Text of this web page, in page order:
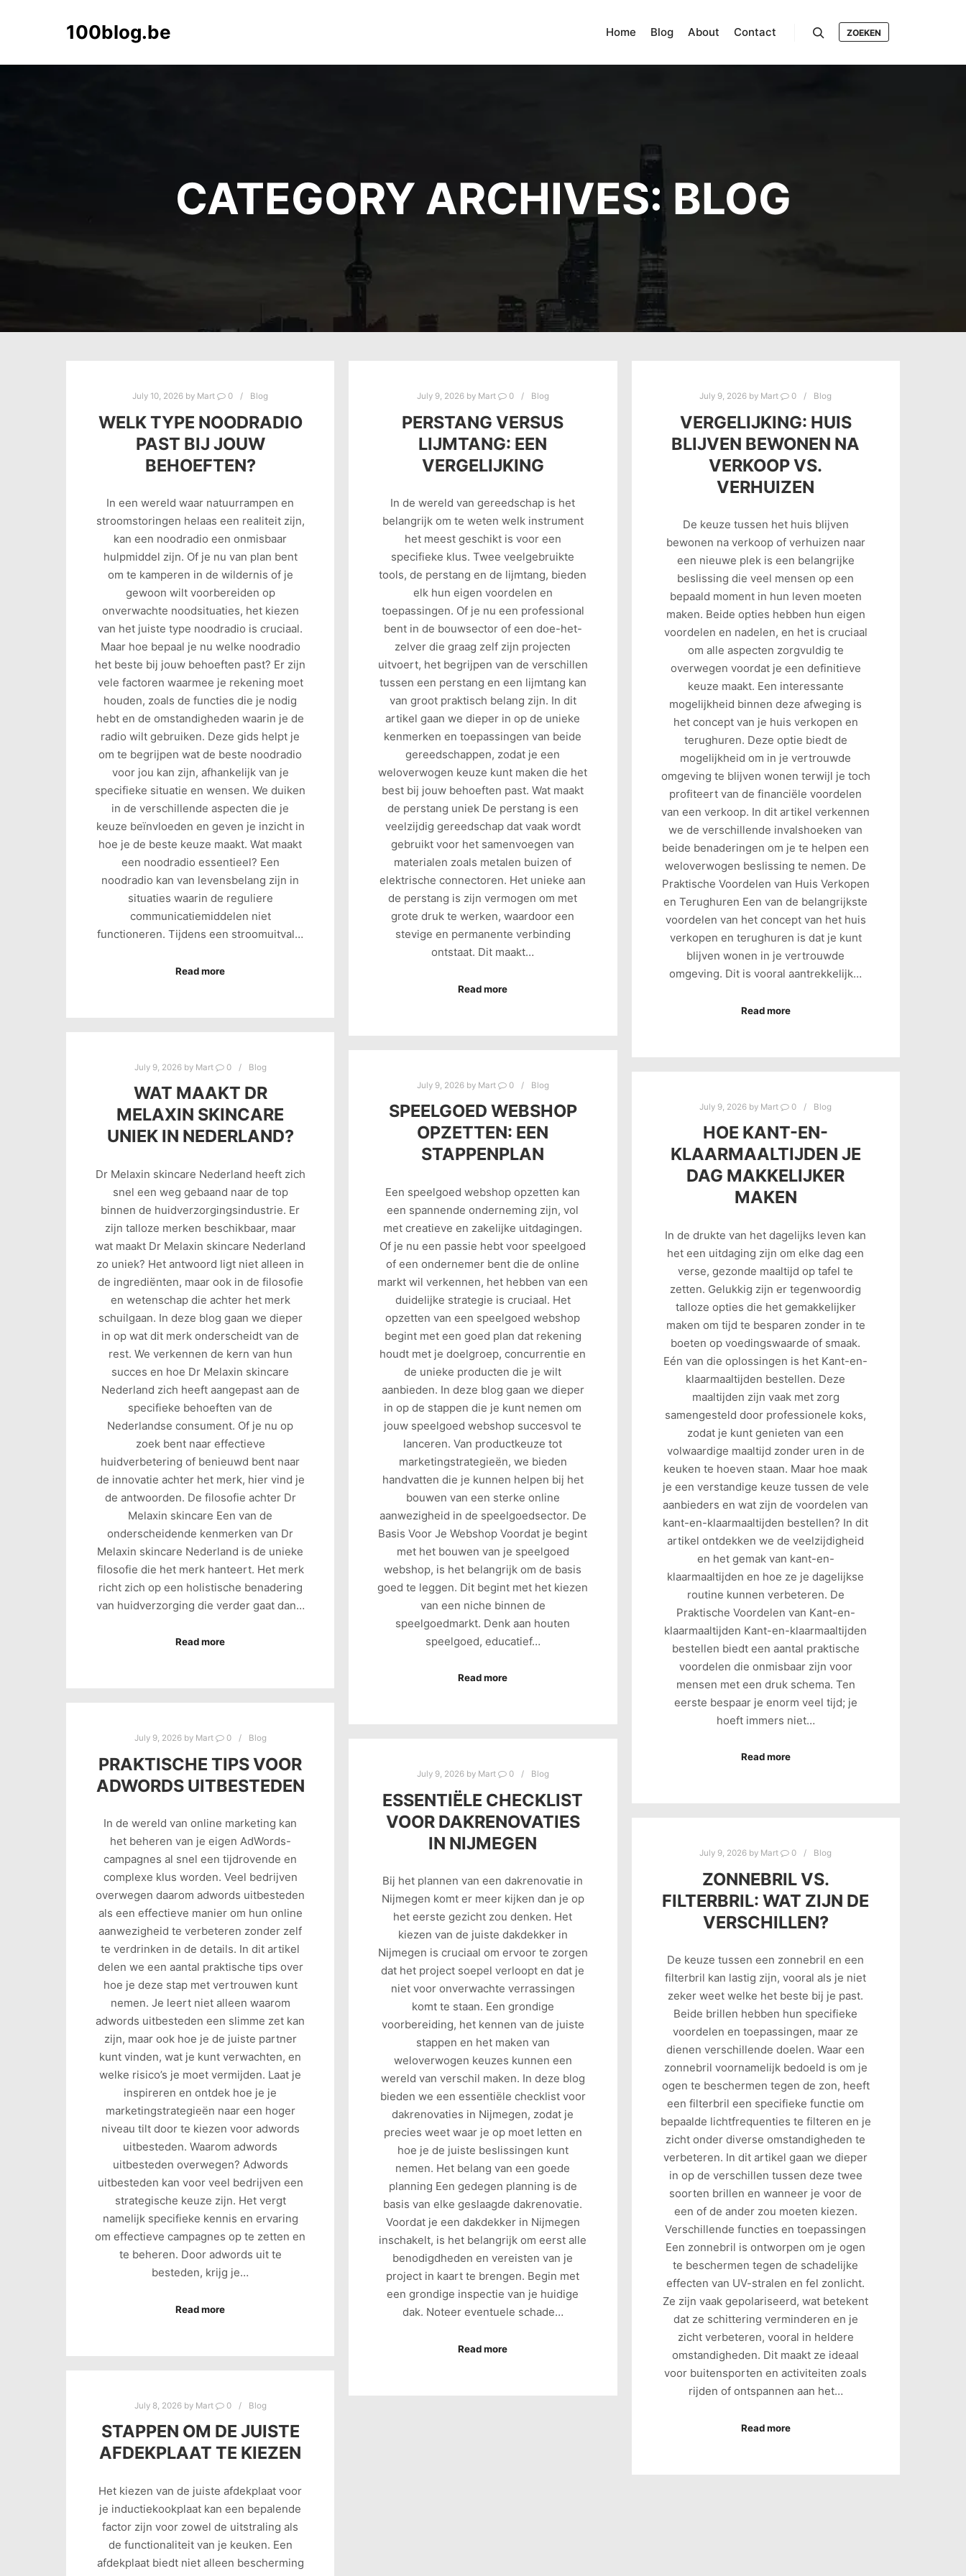
100blog.be Home Blog About Contact ZOEKEN
CATEGORY ARCHIVES: BLOG
July 10, 2026 by Mart 0 Blog
WELK TYPE NOODRADIO
PAST BIJ JOUW
BEHOEFTEN?
In een wereld waar natuurrampen en
stroomstoringen helaas een realiteit zijn,
kan een noodradio een onmisbaar
hulpmiddel zijn. Of je nu van plan bent
om te kamperen in de wildernis of je
gewoon wilt voorbereiden op
onverwachte noodsituaties, het kiezen
van het juiste type noodradio is cruciaal.
Maar hoe bepaal je nu welke noodradio
het beste bij jouw behoeften past? Er zijn
vele factoren waarmee je rekening moet
houden, zoals de functies die je nodig
hebt en de omstandigheden waarin je de
radio wilt gebruiken. Deze gids helpt je
om te begrijpen wat de beste noodradio
voor jou kan zijn, afhankelijk van je
specifieke situatie en wensen. We duiken
in de verschillende aspecten die je
keuze beïnvloeden en geven je inzicht in
hoe je de beste keuze maakt. Wat maakt
een noodradio essentieel? Een
noodradio kan van levensbelang zijn in
situaties waarin de reguliere
communicatiemiddelen niet
functioneren. Tijdens een stroomuitval…
Read more
July 9, 2026by Mart 0 Blog
PERSTANG VERSUS
LIJMTANG: EEN
VERGELIJKING
In de wereld van gereedschap is het
belangrijk om te weten welk instrument
het meest geschikt is voor een
specifieke klus. Twee veelgebruikte
tools, de perstang en de lijmtang, bieden
elk hun eigen voordelen en
toepassingen. Of je nu een professional
bent in de bouwsector of een doe-het-
zelver die graag zelf zijn projecten
uitvoert, het begrijpen van de verschillen
tussen een perstang en een lijmtang kan
van groot praktisch belang zijn. In dit
artikel gaan we dieper in op de unieke
kenmerken en toepassingen van beide
gereedschappen, zodat je een
weloverwogen keuze kunt maken die het
best bij jouw behoeften past. Wat maakt
de perstang uniek De perstang is een
veelzijdig gereedschap dat vaak wordt
gebruikt voor het samenvoegen van
materialen zoals metalen buizen of
elektrische connectoren. Het unieke aan
de perstang is zijn vermogen om met
grote druk te werken, waardoor een
stevige en permanente verbinding
ontstaat. Dit maakt…
Read more
July 9, 2026 by Mart 0 Blog
VERGELIJKING: HUIS
BLIJVEN BEWONEN NA
VERKOOP VS.
VERHUIZEN
De keuze tussen het huis blijven
bewonen na verkoop of verhuizen naar
een nieuwe plek is een belangrijke
beslissing die veel mensen op een
bepaald moment in hun leven moeten
maken. Beide opties hebben hun eigen
voordelen en nadelen, en het is cruciaal
om alle aspecten zorgvuldig te
overwegen voordat je een definitieve
keuze maakt. Een interessante
mogelijkheid binnen deze afweging is
het concept van je huis verkopen en
terughuren. Deze optie biedt de
mogelijkheid om in je vertrouwde
omgeving te blijven wonen terwijl je toch
profiteert van de financiële voordelen
van een verkoop. In dit artikel verkennen
we de verschillende invalshoeken van
beide benaderingen om je te helpen een
weloverwogen beslissing te nemen. De
Praktische Voordelen van Huis Verkopen
en Terughuren Een van de belangrijkste
voordelen van het concept van het huis
verkopen en terughuren is dat je kunt
blijven wonen in je vertrouwde
omgeving. Dit is vooral aantrekkelijk…
Read more
July 9, 2026by Mart 0 Blog
WAT MAAKT DR
MELAXIN SKINCARE
UNIEK IN NEDERLAND?
Dr Melaxin skincare Nederland heeft zich
snel een weg gebaand naar de top
binnen de huidverzorgingsindustrie. Er
zijn talloze merken beschikbaar, maar
wat maakt Dr Melaxin skincare Nederland
zo uniek? Het antwoord ligt niet alleen in
de ingrediënten, maar ook in de filosofie
en wetenschap die achter het merk
schuilgaan. In deze blog gaan we dieper
in op wat dit merk onderscheidt van de
rest. We verkennen de kern van hun
succes en hoe Dr Melaxin skincare
Nederland zich heeft aangepast aan de
specifieke behoeften van de
Nederlandse consument. Of je nu op
zoek bent naar effectieve
huidverbetering of benieuwd bent naar
de innovatie achter het merk, hier vind je
de antwoorden. De filosofie achter Dr
Melaxin skincare Een van de
onderscheidende kenmerken van Dr
Melaxin skincare Nederland is de unieke
filosofie die het merk hanteert. Het merk
richt zich op een holistische benadering
van huidverzorging die verder gaat dan…
Read more
July 9, 2026by Mart 0 Blog
SPEELGOED WEBSHOP
OPZETTEN: EEN
STAPPENPLAN
Een speelgoed webshop opzetten kan
een spannende onderneming zijn, vol
met creatieve en zakelijke uitdagingen.
Of je nu een passie hebt voor speelgoed
of een ondernemer bent die de online
markt wil verkennen, het hebben van een
duidelijke strategie is cruciaal. Het
opzetten van een speelgoed webshop
begint met een goed plan dat rekening
houdt met je doelgroep, concurrentie en
de unieke producten die je wilt
aanbieden. In deze blog gaan we dieper
in op de stappen die je kunt nemen om
jouw speelgoed webshop succesvol te
lanceren. Van productkeuze tot
marketingstrategieën, we bieden
handvatten die je kunnen helpen bij het
bouwen van een sterke online
aanwezigheid in de speelgoedsector. De
Basis Voor Je Webshop Voordat je begint
met het bouwen van je speelgoed
webshop, is het belangrijk om de basis
goed te leggen. Dit begint met het kiezen
van een niche binnen de
speelgoedmarkt. Denk aan houten
speelgoed, educatief…
Read more
July 9, 2026 by Mart 0 Blog
HOE KANT-EN-
KLAARMAALTIJDEN JE
DAG MAKKELIJKER
MAKEN
In de drukte van het dagelijks leven kan
het een uitdaging zijn om elke dag een
verse, gezonde maaltijd op tafel te
zetten. Gelukkig zijn er tegenwoordig
talloze opties die het gemakkelijker
maken om tijd te besparen zonder in te
boeten op voedingswaarde of smaak.
Eén van die oplossingen is het Kant-en-
klaarmaaltijden bestellen. Deze
maaltijden zijn vaak met zorg
samengesteld door professionele koks,
zodat je kunt genieten van een
volwaardige maaltijd zonder uren in de
keuken te hoeven staan. Maar hoe maak
je een verstandige keuze tussen de vele
aanbieders en wat zijn de voordelen van
kant-en-klaarmaaltijden bestellen? In dit
artikel ontdekken we de veelzijdigheid
en het gemak van kant-en-
klaarmaaltijden en hoe ze je dagelijkse
routine kunnen verbeteren. De
Praktische Voordelen van Kant-en-
klaarmaaltijden Kant-en-klaarmaaltijden
bestellen biedt een aantal praktische
voordelen die onmisbaar zijn voor
mensen met een druk schema. Ten
eerste bespaar je enorm veel tijd; je
hoeft immers niet…
Read more
July 9, 2026by Mart 0 Blog
PRAKTISCHE TIPS VOOR
ADWORDS UITBESTEDEN
In de wereld van online marketing kan
het beheren van je eigen AdWords-
campagnes al snel een tijdrovende en
complexe klus worden. Veel bedrijven
overwegen daarom adwords uitbesteden
als een effectieve manier om hun online
aanwezigheid te verbeteren zonder zelf
te verdrinken in de details. In dit artikel
delen we een aantal praktische tips over
hoe je deze stap met vertrouwen kunt
nemen. Je leert niet alleen waarom
adwords uitbesteden een slimme zet kan
zijn, maar ook hoe je de juiste partner
kunt vinden, wat je kunt verwachten, en
welke risico’s je moet vermijden. Laat je
inspireren en ontdek hoe je je
marketingstrategieën naar een hoger
niveau tilt door te kiezen voor adwords
uitbesteden. Waarom adwords
uitbesteden overwegen? Adwords
uitbesteden kan voor veel bedrijven een
strategische keuze zijn. Het vergt
namelijk specifieke kennis en ervaring
om effectieve campagnes op te zetten en
te beheren. Door adwords uit te
besteden, krijg je…
Read more
July 9, 2026by Mart 0 Blog
ESSENTIËLE CHECKLIST
VOOR DAKRENOVATIES
IN NIJMEGEN
Bij het plannen van een dakrenovatie in
Nijmegen komt er meer kijken dan je op
het eerste gezicht zou denken. Het
kiezen van de juiste dakdekker in
Nijmegen is cruciaal om ervoor te zorgen
dat het project soepel verloopt en dat je
niet voor onverwachte verrassingen
komt te staan. Een grondige
voorbereiding, het kennen van de juiste
stappen en het maken van
weloverwogen keuzes kunnen een
wereld van verschil maken. In deze blog
bieden we een essentiële checklist voor
dakrenovaties in Nijmegen, zodat je
precies weet waar je op moet letten en
hoe je de juiste beslissingen kunt
nemen. Het belang van een goede
planning Een gedegen planning is de
basis van elke geslaagde dakrenovatie.
Voordat je een dakdekker in Nijmegen
inschakelt, is het belangrijk om eerst alle
benodigdheden en vereisten van je
project in kaart te brengen. Begin met
een grondige inspectie van je huidige
dak. Noteer eventuele schade…
Read more
July 9, 2026 by Mart 0 Blog
ZONNEBRIL VS.
FILTERBRIL: WAT ZIJN DE
VERSCHILLEN?
De keuze tussen een zonnebril en een
filterbril kan lastig zijn, vooral als je niet
zeker weet welke het beste bij je past.
Beide brillen hebben hun specifieke
voordelen en toepassingen, maar ze
dienen verschillende doelen. Waar een
zonnebril voornamelijk bedoeld is om je
ogen te beschermen tegen de zon, heeft
een filterbril een specifieke functie om
bepaalde lichtfrequenties te filteren en je
zicht onder diverse omstandigheden te
verbeteren. In dit artikel gaan we dieper
in op de verschillen tussen deze twee
soorten brillen en wanneer je voor de
een of de ander zou moeten kiezen.
Verschillende functies en toepassingen
Een zonnebril is ontworpen om je ogen
te beschermen tegen de schadelijke
effecten van UV-stralen en fel zonlicht.
Ze zijn vaak gepolariseerd, wat betekent
dat ze schittering verminderen en je
zicht verbeteren, vooral in heldere
omstandigheden. Dit maakt ze ideaal
voor buitensporten en activiteiten zoals
rijden of ontspannen aan het…
Read more
July 8, 2026by Mart 0 Blog
STAPPEN OM DE JUISTE
AFDEKPLAAT TE KIEZEN
Het kiezen van de juiste afdekplaat voor
je inductiekookplaat kan een bepalende
factor zijn voor zowel de uitstraling als
de functionaliteit van je keuken. Een
afdekplaat biedt niet alleen bescherming